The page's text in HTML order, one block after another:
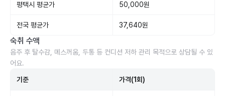
평택시 평균가 50,000원
전국 평균가 37,640원
숙취 수액
음주 후 탈수감, 메스꺼움, 두통 등 컨디션 저하 관리 목적으로 상담될 수 있
어요.
기준 가격(1회)